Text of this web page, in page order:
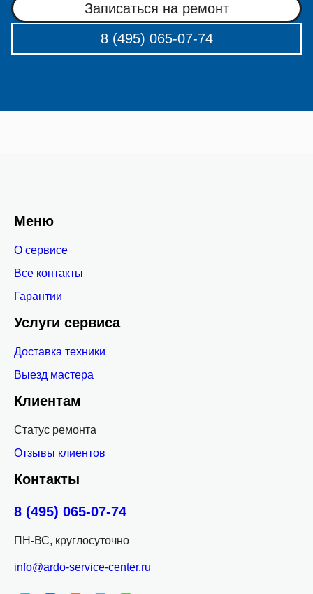
Записаться на ремонт
8 (495) 065-07-74
Меню
О сервисе
Все контакты
Гарантии
Услуги сервиса
Доставка техники
Выезд мастера
Клиентам
Статус ремонта
Отзывы клиентов
Контакты
8 (495) 065-07-74
ПН-ВС, круглосуточно
info@ardo-service-center.ru